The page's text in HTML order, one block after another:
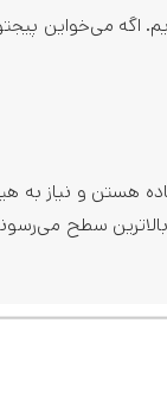
اگه می‌خواین
هستن و نیاز
سطح